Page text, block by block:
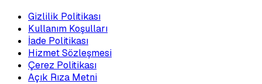
Gizlilik Politikası
Kullanım Koşulları
İade Politikası
Hizmet Sözleşmesi
Çerez Politikası
Açık Rıza Metni